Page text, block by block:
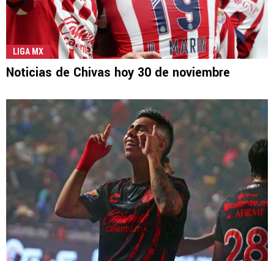
LIGA MX
Noticias de Chivas hoy 30 de noviembre